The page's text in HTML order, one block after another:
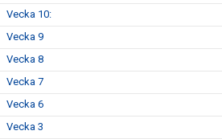
Vecka 10:
Vecka 9
Vecka 8
Vecka 7
Vecka 6
Vecka 3